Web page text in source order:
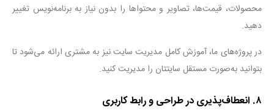
محصولات، قیمت‌ها، تصاویر و محتواها را بدون نیاز به برنامه‌نویس تغییر
دهید.
در پروژه‌های ما، آموزش کامل مدیریت سایت نیز به مشتری ارائه می‌شود تا
بتوانید به‌صورت مستقل سایتتان را مدیریت کنید.
۸. انعطاف‌پذیری در طراحی و رابط کاربری